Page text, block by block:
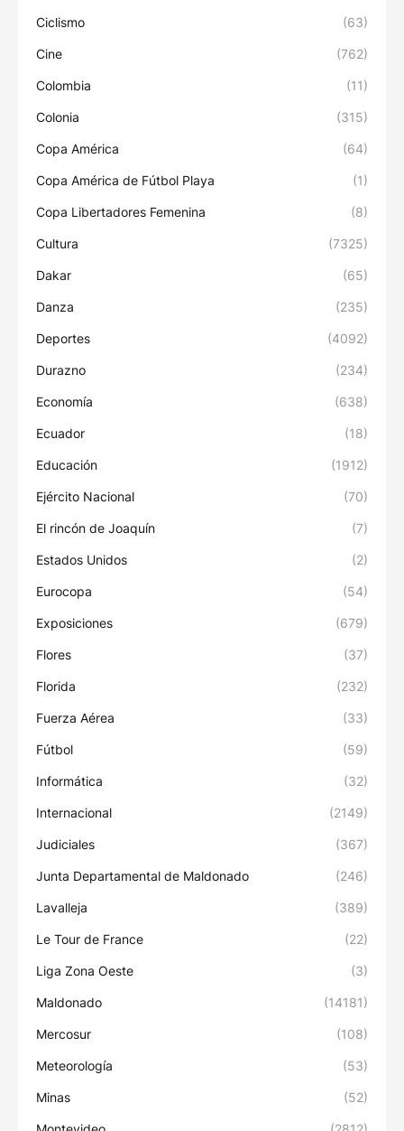
Ciclismo (63)
Cine (762)
Colombia (11)
Colonia (315)
Copa América (64)
Copa América de Fútbol Playa (1)
Copa Libertadores Femenina (8)
Cultura (7325)
Dakar (65)
Danza (235)
Deportes (4092)
Durazno (234)
Economía (638)
Ecuador (18)
Educación (1912)
Ejército Nacional (70)
El rincón de Joaquín (7)
Estados Unidos (2)
Eurocopa (54)
Exposiciones (679)
Flores (37)
Florida (232)
Fuerza Aérea (33)
Fútbol (59)
Informática (32)
Internacional (2149)
Judiciales (367)
Junta Departamental de Maldonado (246)
Lavalleja (389)
Le Tour de France (22)
Liga Zona Oeste (3)
Maldonado (14181)
Mercosur (108)
Meteorología (53)
Minas (52)